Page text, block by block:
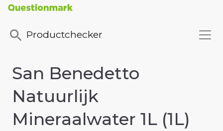
Productchecker
San Benedetto
Natuurlijk
Mineraalwater 1L (1L)